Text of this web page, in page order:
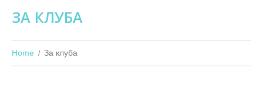
ЗА КЛУБА
Home За клуба